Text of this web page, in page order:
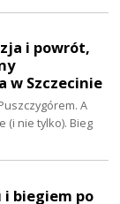
i powrót,
w Szczecinie
A
(i nie tylko). Bieg
i biegiem po